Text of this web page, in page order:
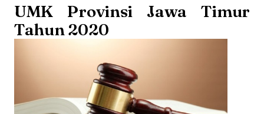
UMK Provinsi Jawa Timur
Tahun 2020